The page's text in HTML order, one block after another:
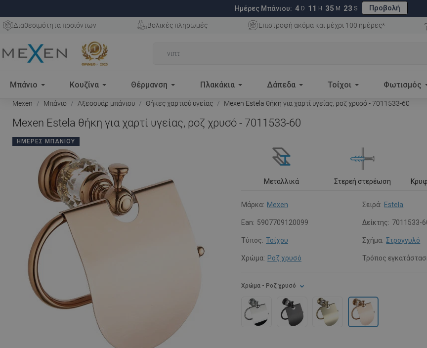
Ημέρες Μπάνιου: 4 D 11 H 35 M 21 S Προβολή
Διαθεσιμότητα προϊόντων Βολικές πληρωμές Επιστροφή ακόμα και μέχρι 100 ημέρες*
Μπάνιο Κουζίνα Θέρμανση Πλακάκια Δάπεδα Τοίχοι Φωτισμός
Mexen Μπάνιο Αξεσουάρ μπάνιου Θήκες χαρτιού υγείας Mexen Estela θήκη για χαρτί υγείας, ροζ χρυσό - 7011533-60
Mexen Estela θήκη για χαρτί υγείας, ροζ χρυσό - 7011533-60
ΗΜΈΡΕΣ ΜΠΆΝΙΟΥ
Μεταλλικά Στερεή στερέωση
Μάρκα: Mexen Σειρά: Estela
Ean: 5907709120099 Δείκτης: 7011533-
Τύπος: Τοίχου Σχήμα: Στρογγυλό
Χρώμα: Ροζ χρυσό Τρόπος
Χρώμα - Ροζ χρυσό